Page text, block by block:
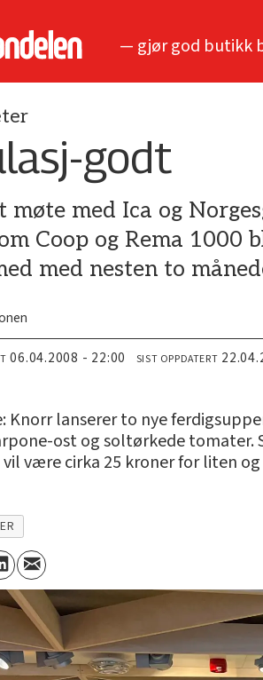
— gjør god butikk
godt
møte med Ica og
Coop og Rema 1000
med nesten to
06.04.2008 - 22:00 SIST OPPDATERT
Knorr lanserer to nye
ost og soltørkede tomater.
vil være cirka 25 kroner for liten